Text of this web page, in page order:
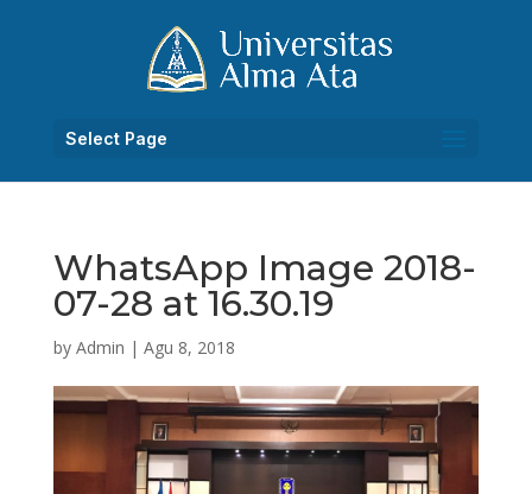
Select Page
WhatsApp Image 2018-
07-28 at 16.30.19
by Admin | Agu 8, 2018